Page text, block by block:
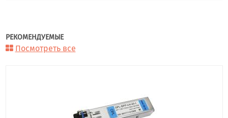
РЕКОМЕНДУЕМЫЕ
Посмотреть все